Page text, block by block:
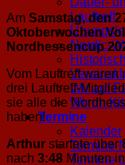
Lauftreff
Nordic-
Wir auf
Wir im
Termine
Kalender
Termine
Termine
Am Samstag, den
Oktoberwochen
Nordhessencup
Vom Lauftreff waren
drei Lauftreff-
sie alle die
haben!
Arthur startete über
nach 3:48 Minuten